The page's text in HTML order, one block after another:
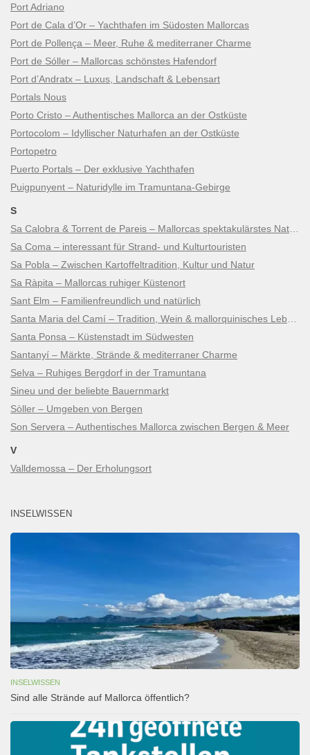
Port Adriano
Port de Cala d’Or – Yachthafen im Südosten Mallorcas
Port de Pollença – Meer, Ruhe & mediterraner Charme
Port de Sóller – Mallorcas schönstes Hafendorf
Port d’Andratx – Luxus, Landschaft & Lebensart
Portals Nous
Porto Cristo – Authentisches Mallorca an der Ostküste
Portocolom – Idyllischer Naturhafen an der Ostküste
Portopetro
Puerto Portals – Der exklusive Yachthafen
Puigpunyent – Naturidylle im Tramuntana-Gebirge
S
Sa Coma – interessant für Strand- und Kulturtouristen
Sa Pobla – Zwischen Kartoffeltradition, Kultur und Natur
Sa Ràpita – Mallorcas ruhiger Küstenort
Sant Elm – Familienfreundlich und natürlich
Santa Ponsa – Küstenstadt im Südwesten
Santanyí – Märkte, Strände & mediterraner Charme
Selva – Ruhiges Bergdorf in der Tramuntana
Sineu und der beliebte Bauernmarkt
Sòller – Umgeben von Bergen
Son Servera – Authentisches Mallorca zwischen Bergen & Meer
V
Valldemossa – Der Erholungsort
INSELWISSEN
INSELWISSEN
Sind alle Strände auf Mallorca öffentlich?